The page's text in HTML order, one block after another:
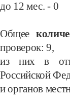
до 12 мес.- 0
Общее
проверок: 9,
из них в
Российской
и органов